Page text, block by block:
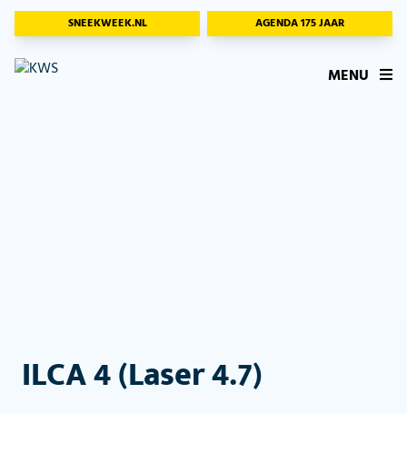
SNEEKWEEK.NL AGENDA 175 JAAR
MENU
ILCA 4 (Laser 4.7)